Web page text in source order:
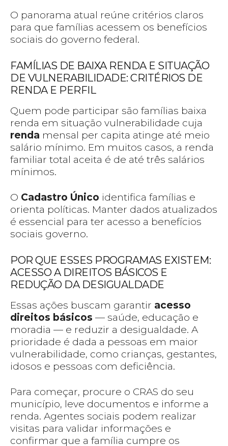
O panorama atual reúne critérios claros
para que famílias acessem os benefícios
sociais do governo federal.
FAMÍLIAS DE BAIXA RENDA E SITUAÇÃO
DE VULNERABILIDADE: CRITÉRIOS DE
RENDA E PERFIL
Quem pode participar são famílias baixa
renda em situação vulnerabilidade cuja
renda mensal per capita atinge até meio
salário mínimo. Em muitos casos, a renda
familiar total aceita é de até três salários
mínimos.
O Cadastro Único identifica famílias e
orienta políticas. Manter dados atualizados
é essencial para ter acesso a benefícios
sociais governo.
POR QUE ESSES PROGRAMAS EXISTEM:
ACESSO A DIREITOS BÁSICOS E
REDUÇÃO DA DESIGUALDADE
Essas ações buscam garantir acesso
direitos básicos — saúde, educação e
moradia — e reduzir a desigualdade. A
prioridade é dada a pessoas em maior
vulnerabilidade, como crianças, gestantes,
idosos e pessoas com deficiência.
Para começar, procure o CRAS do seu
município, leve documentos e informe a
renda. Agentes sociais podem realizar
visitas para validar informações e
confirmar que a família cumpre os